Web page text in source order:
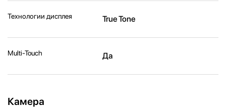
Технологии дисплея True Tone
Multi-Touch Да
Камера